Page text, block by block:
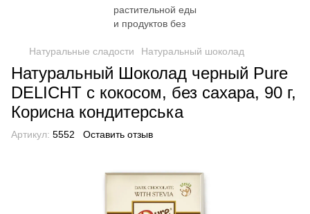
Натуральные сладости Натуральный шоколад
Натуральный Шоколад черный Pure
DELICHT с кокосом, без сахара, 90 г,
Корисна кондитерська
Артикул: 5552 Оставить отзыв